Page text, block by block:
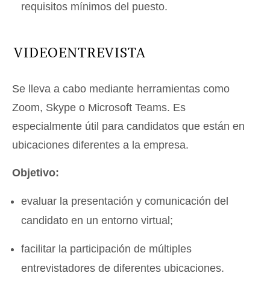
requisitos mínimos del puesto.
VIDEOENTREVISTA
Se lleva a cabo mediante herramientas como
Zoom, Skype o Microsoft Teams. Es
especialmente útil para candidatos que están en
ubicaciones diferentes a la empresa.
Objetivo:
evaluar la presentación y comunicación del
candidato en un entorno virtual;
facilitar la participación de múltiples
entrevistadores de diferentes ubicaciones.